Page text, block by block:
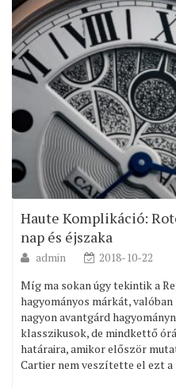
Haute Komplikáció:
nap és éjszaka
admin
2018-10-22
Míg ma sokan úgy tekintik a
hagyományos márkát,
nagyon avantgárd
klasszikusok, de mindkettő
határaira, amikor először
Cartier nem veszítette el ezt